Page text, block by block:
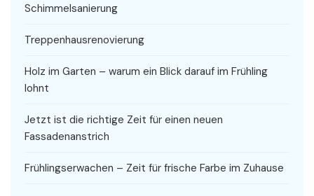
Schimmelsanierung
Treppenhausrenovierung
Holz im Garten – warum ein Blick darauf im Frühling
lohnt
Jetzt ist die richtige Zeit für einen neuen
Fassadenanstrich
Frühlingserwachen – Zeit für frische Farbe im Zuhause